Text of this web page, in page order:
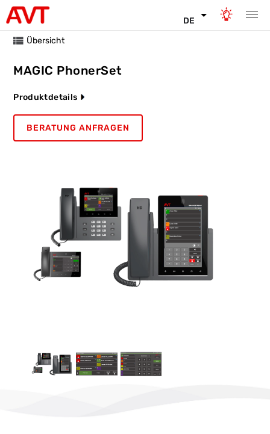
DE
Übersicht
MAGIC PhonerSet
Produktdetails
BERATUNG ANFRAGEN